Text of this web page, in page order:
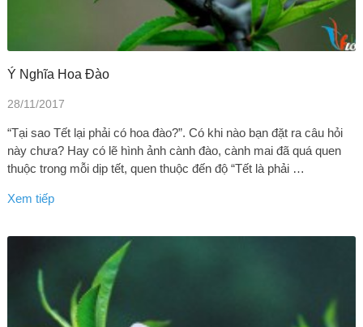
Ý Nghĩa Hoa Đào
28/11/2017
“Tại sao Tết lại phải có hoa đào?”. Có khi nào bạn đặt ra câu hỏi
này chưa? Hay có lẽ hình ảnh cành đào, cành mai đã quá quen
thuộc trong mỗi dịp tết, quen thuộc đến độ “Tết là phải …
Xem tiếp